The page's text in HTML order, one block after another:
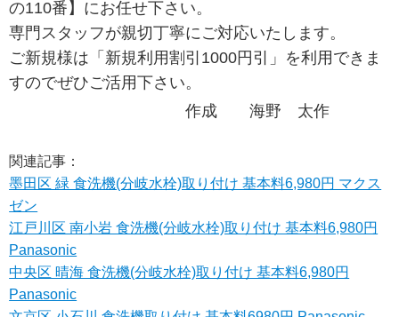
の110番】にお任せ下さい。
専門スタッフが親切丁寧にご対応いたします。
ご新規様は「新規利用割引1000円引」を利用できま
すのでぜひご活用下さい。
作成 海野 太作
関連記事：
墨田区 緑 食洗機(分岐水栓)取り付け 基本料6,980円 マクス
ゼン
江戸川区 南小岩 食洗機(分岐水栓)取り付け 基本料6,980円
Panasonic
中央区 晴海 食洗機(分岐水栓)取り付け 基本料6,980円
Panasonic